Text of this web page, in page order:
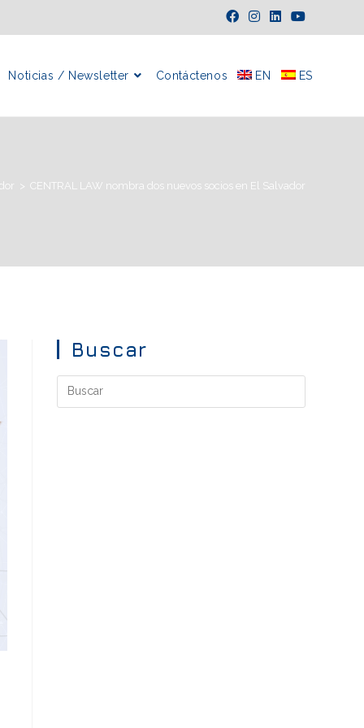
Noticias / Newsletter Contáctenos EN ES
> CENTRAL LAW nombra dos nuevos socios en El Salvador
Buscar